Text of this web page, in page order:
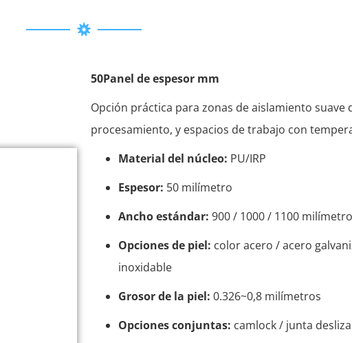
50Panel de espesor mm
Opción práctica para zonas de aislamiento suave
procesamiento, y espacios de trabajo con
Material del núcleo: PU/IRP
Espesor: 50 milímetro
Ancho estándar: 900 / 1000 / 1100 milímetro
Opciones de piel: color acero / acero
inoxidable
Grosor de la piel: 0.326~0,8 milímetros
Opciones conjuntas: camlock / junta